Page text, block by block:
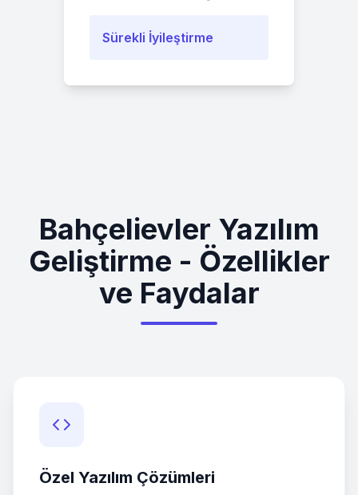
Sürekli İyileştirme
Bahçelievler Yazılım
Geliştirme - Özellikler
ve Faydalar
Özel Yazılım Çözümleri